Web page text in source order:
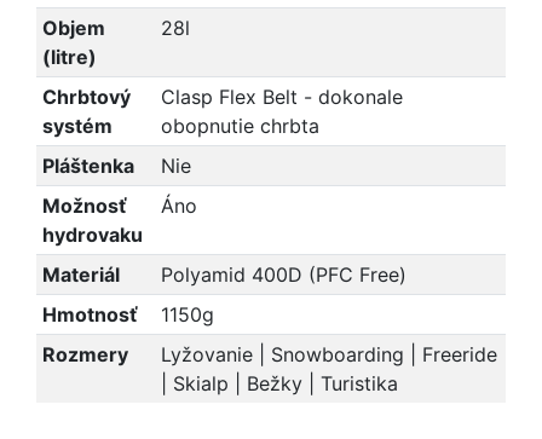
Objem
(litre)
28l
Chrbtový
systém
Clasp Flex Belt - dokonale
obopnutie chrbta
Pláštenka
Nie
Možnosť
hydrovaku
Áno
Materiál
Polyamid 400D (PFC Free)
Hmotnosť
1150g
Rozmery
Lyžovanie | Snowboarding | Freeride
| Skialp | Bežky | Turistika